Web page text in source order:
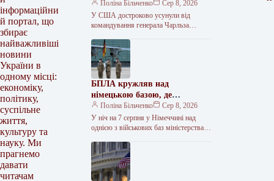
інформаційни
й портал, що
збирає
найважливіші
новини
України в
одному місці:
економіку,
політику,
суспільне
життя,
культуру та
науку. Ми
прагнемо
давати
читачам
допомогу Україні
Поліна Більченко
Сер 8, 2026
У США достроково усунули від
командування генерала Чарльза
американські військові операції в
Європі та…
БПЛА кружляв над
німецькою базою, де
ремонтують Patriot
Поліна Більченко
Сер 8, 2026
У ніч на 7 серпня у Німеччині над
однією з військових баз міністерства
невідомих безпілотників. Про…